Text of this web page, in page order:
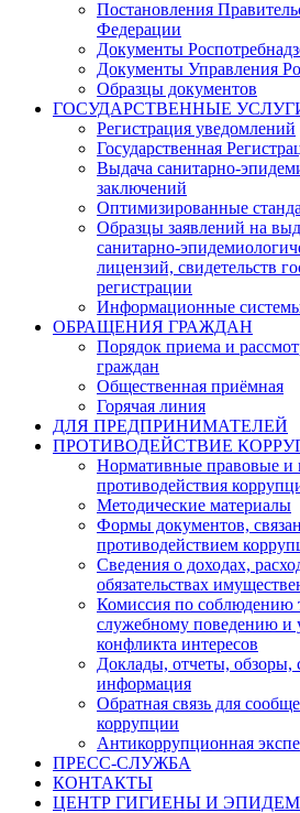
Постановления
Федерации
Документы
Документы Управления
Образцы документов
ГОСУДАРСТВЕННЫЕ
Регистрация уведомлений
Государственная
Выдача санитарно-
заключений
Оптимизированные
Образцы заявлений на
санитарно-
лицензий, свидетельств
регистрации
Информационные
ОБРАЩЕНИЯ ГРАЖДАН
Порядок приема и
граждан
Общественная приёмная
Горячая линия
ДЛЯ ПРЕДПРИНИМАТЕЛЕЙ
ПРОТИВОДЕЙСТВИЕ
Нормативные правовые и
противодействия
Методические материалы
Формы документов,
противодействием
Сведения о доходах,
обязательствах
Комиссия по соблюдению
служебному поведению и
конфликта интересов
Доклады, отчеты, обзоры,
информация
Обратная связь для
коррупции
Антикоррупционная
ПРЕСС-СЛУЖБА
КОНТАКТЫ
ЦЕНТР ГИГИЕНЫ И